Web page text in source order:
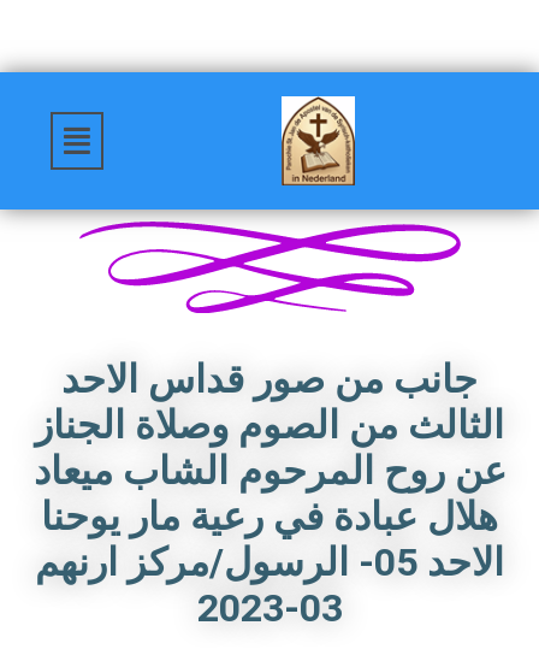
جانب من صور قداس الاحد
الثالث من الصوم وصلاة الجناز
عن روح المرحوم الشاب ميعاد
هلال عبادة في رعية مار يوحنا
الرسول/مركز ارنهم ‎الاحد 05-
03-2023